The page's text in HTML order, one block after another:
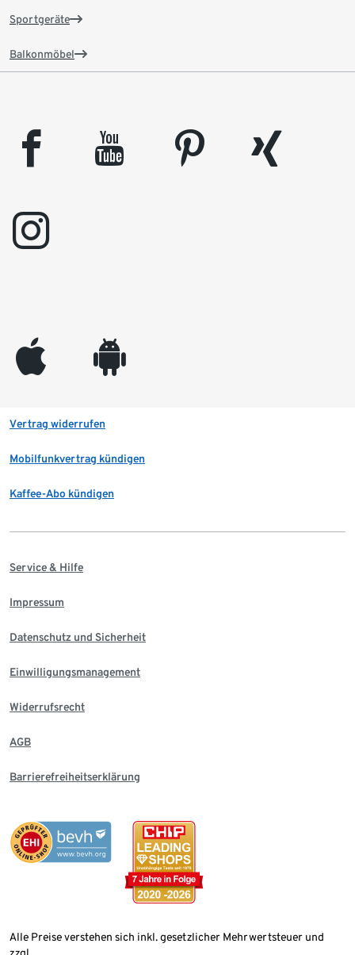
Sportgeräte
Balkonmöbel
facebook youtube pinterest
xing
instagram
appleinc android
Vertrag widerrufen
Mobilfunkvertrag kündigen
Kaffee-Abo kündigen
Service & Hilfe
Impressum
Datenschutz und Sicherheit
Einwilligungsmanagement
Widerrufsrecht
AGB
Barrierefreiheitserklärung
Alle Preise verstehen sich inkl. gesetzlicher Mehrwertsteuer und